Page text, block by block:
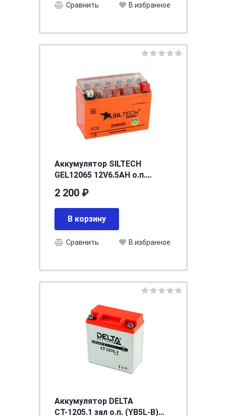
Сравнить В избранное
Аккумулятор SILTECH
GEL12065 12V6.5AН о.п.
[д138ш65в100/100]
2 200 ₽
В корзину
Сравнить В избранное
Аккумулятор DELTA
СТ-1205.1 зал о.п. (YB5L-B)